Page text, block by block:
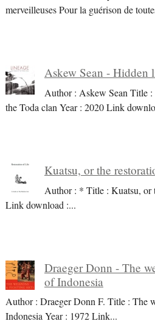
merveilleuses Pour la guérison de
Askew Sean - Hidden
Author : Askew Sean Title
the Toda clan Year : 2020 Link
Kuatsu, or the
Author : * Title : Kuatsu, or
Link download :...
Draeger Donn - The
of Indonesia
Author : Draeger Donn F. Title : The
Indonesia Year : 1972 Link...